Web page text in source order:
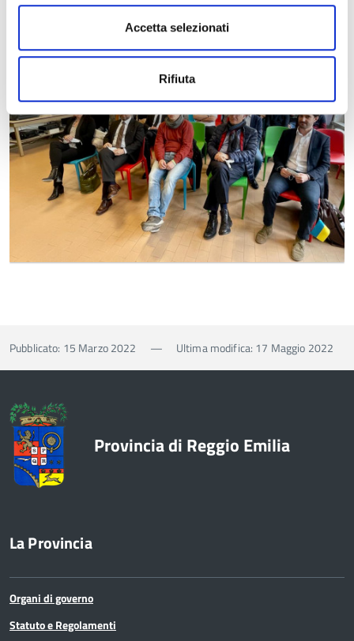
Accetta selezionati
Rifiuta
Ingrandisci
l'immagine
Pubblicato: 15 Marzo 2022 — Ultima modifica: 17 Maggio 2022
Provincia di Reggio Emilia
La Provincia
Organi di governo
Statuto e Regolamenti